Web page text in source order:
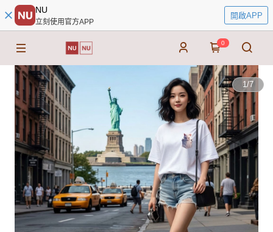
NU
立刻使用官方APP
開啟APP
0
1/7